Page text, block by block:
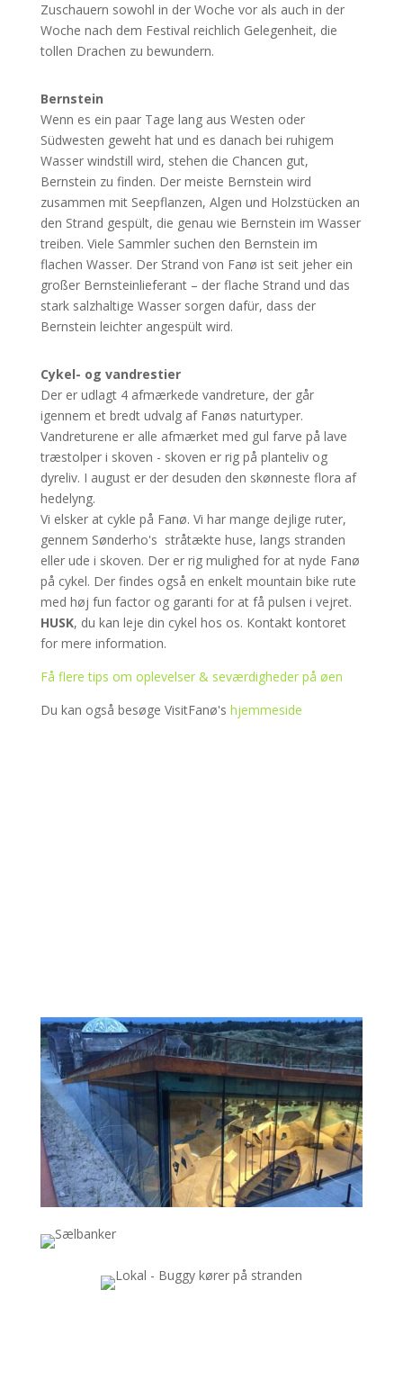
Zuschauern sowohl in der Woche vor als auch in der
Woche nach dem Festival reichlich Gelegenheit, die
tollen Drachen zu bewundern.
Bernstein
Wenn es ein paar Tage lang aus Westen oder
Südwesten geweht hat und es danach bei ruhigem
Wasser windstill wird, stehen die Chancen gut,
Bernstein zu finden. Der meiste Bernstein wird
zusammen mit Seepflanzen, Algen und Holzstücken an
den Strand gespült, die genau wie Bernstein im Wasser
treiben. Viele Sammler suchen den Bernstein im
flachen Wasser. Der Strand von Fanø ist seit jeher ein
großer Bernsteinlieferant – der flache Strand und das
stark salzhaltige Wasser sorgen dafür, dass der
Bernstein leichter angespült wird.
Cykel- og vandrestier
Der er udlagt 4 afmærkede vandreture, der går
igennem et bredt udvalg af Fanøs naturtyper.
Vandreturene er alle afmærket med gul farve på lave
træstolper i skoven - skoven er rig på planteliv og
dyreliv. I august er der desuden den skønneste flora af
hedelyng.
Vi elsker at cykle på Fanø. Vi har mange dejlige ruter,
gennem Sønderho's stråtækte huse, langs stranden
eller ude i skoven. Der er rig mulighed for at nyde Fanø
på cykel. Der findes også en enkelt mountain bike rute
med høj fun factor og garanti for at få pulsen i vejret.
HUSK, du kan leje din cykel hos os. Kontakt kontoret
for mere information.
Få flere tips om oplevelser & seværdigheder på øen
Du kan også besøge VisitFanø's hjemmeside